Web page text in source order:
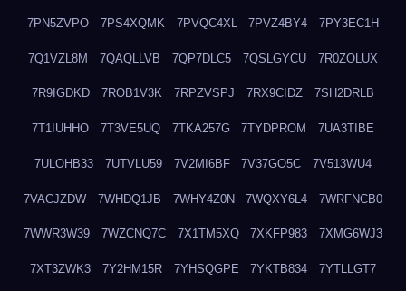
7PN5ZVPO 7PS4XQMK 7PVQC4XL 7PVZ4BY4 7PY3EC1H
7Q1VZL8M 7QAQLLVB 7QP7DLC5 7QSLGYCU 7R0ZOLUX
7R9IGDKD 7ROB1V3K 7RPZVSPJ 7RX9CIDZ 7SH2DRLB
7T1IUHHO 7T3VE5UQ 7TKA257G 7TYDPROM 7UA3TIBE
7ULOHB33 7UTVLU59 7V2MI6BF 7V37GO5C 7V513WU4
7VACJZDW 7WHDQ1JB 7WHY4Z0N 7WQXY6L4 7WRFNCB0
7WWR3W39 7WZCNQ7C 7X1TM5XQ 7XKFP983 7XMG6WJ3
7XT3ZWK3 7Y2HM15R 7YHSQGPE 7YKTB834 7YTLLGT7